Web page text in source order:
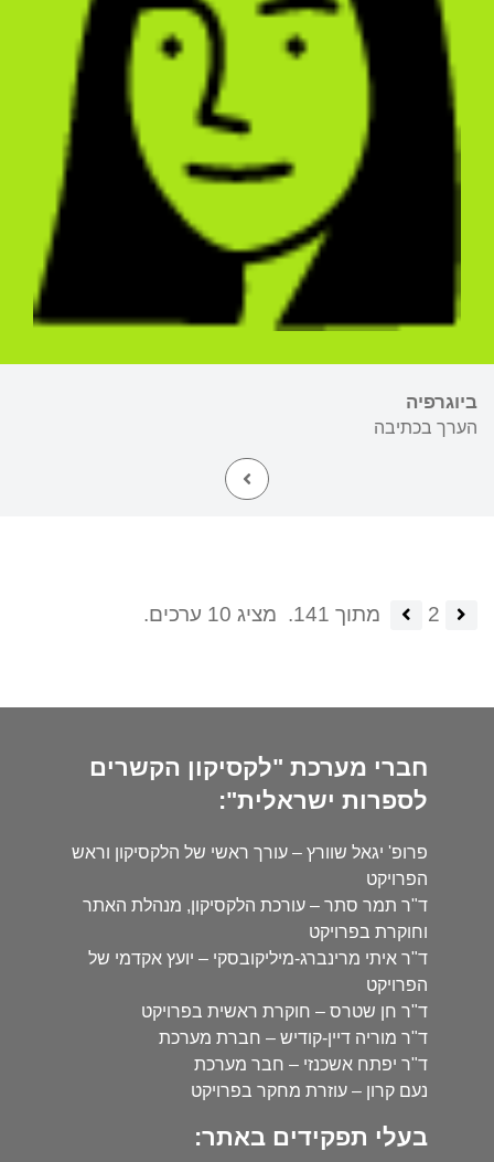
ביוגרפיה
הערך בכתיבה
2 מתוך 141. מציג 10 ערכים.
חברי מערכת "לקסיקון הקשרים
לספרות ישראלית":
פרופ' יגאל שוורץ – עורך ראשי של הלקסיקון וראש
הפרויקט
ד"ר תמר סתר – עורכת הלקסיקון, מנהלת האתר
וחוקרת בפרויקט
ד"ר איתי מרינברג-מיליקובסקי – יועץ אקדמי של
הפרויקט
ד"ר חן שטרס – חוקרת ראשית בפרויקט
ד"ר מוריה דיין-קודיש – חברת מערכת
ד"ר יפתח אשכנזי – חבר מערכת
נעם קרון – עוזרת מחקר בפרויקט
בעלי תפקידים באתר: